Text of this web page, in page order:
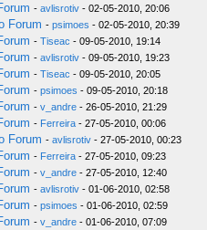
- avlisrotiv - 02-05-2010, 20:06
Forum - psimoes - 02-05-2010, 20:39
- Tiseac - 09-05-2010, 19:14
- avlisrotiv - 09-05-2010, 19:23
- Tiseac - 09-05-2010, 20:05
- psimoes - 09-05-2010, 20:18
- v_andre - 26-05-2010, 21:29
- Ferreira - 27-05-2010, 00:06
Forum - avlisrotiv - 27-05-2010, 00:23
- Ferreira - 27-05-2010, 09:23
- v_andre - 27-05-2010, 12:40
- avlisrotiv - 01-06-2010, 02:58
- psimoes - 01-06-2010, 02:59
- v_andre - 01-06-2010, 07:09